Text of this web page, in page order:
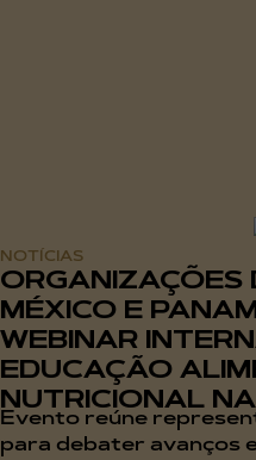
NOTÍCIAS
ORGANIZAÇÕES
MÉXICO E
WEBINAR
EDUCAÇÃO
NUTRICIONAL
Evento reúne
para debater avanços